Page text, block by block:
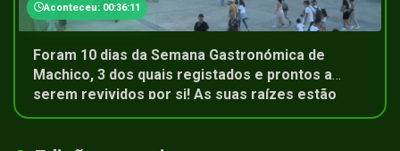
Aconteceu: 00:36:11
Foram 10 dias da Semana Gastronómica de
Machico, 3 dos quais registados e prontos a
serem revividos por si! As suas raízes estão
aqui!